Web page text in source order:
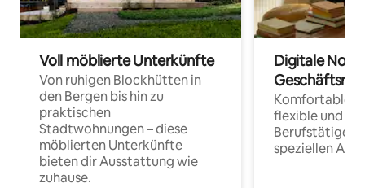
Voll möblierte Unterkünfte
Von ruhigen Blockhütten in
den Bergen bis hin zu
praktischen
Stadtwohnungen – diese
möblierten Unterkünfte
bieten dir Ausstattung wie
zuhause.
Digitale
Komfortable
flexible und
Berufstätige
speziellen